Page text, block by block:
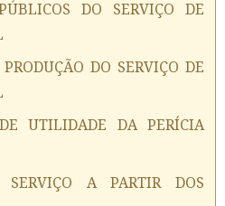
DO SERVIÇO DE
DO SERVIÇO DE
UTILIDADE DA PERÍCIA
A PARTIR DOS